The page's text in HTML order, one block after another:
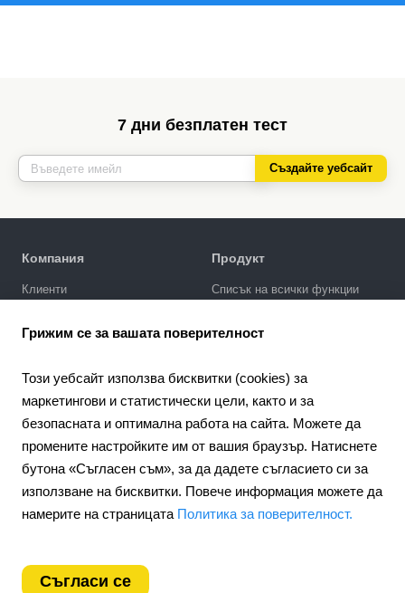
7 дни безплатен тест
Създайте уебсайт
Компания
Клиенти
Продукт
Списък на всички функции
SEO промотиране
Цени
Поддръжка
Портал за поддръжка
Напишете запитване
Партньорска програма
Грижим се за вашата поверителност
Този уебсайт използва бисквитки (cookies) за
маркетингови и статистически цели, както и за
безопасната и оптимална работа на сайта. Можете да
промените настройките им от вашия браузър. Натиснете
бутона «Съгласен съм», за да дадете съгласието си за
използване на бисквитки. Повече информация можете да
намерите на страницата Политика за поверителност.
Съгласи се